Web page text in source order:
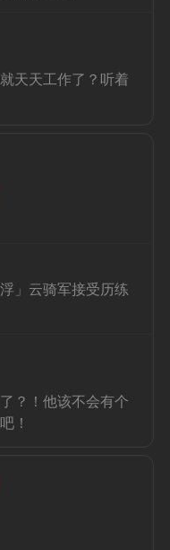
天天工作了？听着
」云骑军接受历练
？！他该不会有个
！